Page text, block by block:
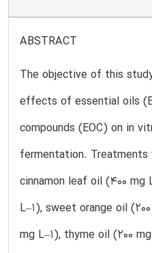
ABSTRACT
The objective of this
effects of essential oils
compounds (EOC) on in
fermentation.
cinnamon leaf oil (400 mg
L–1), sweet orange oil
mg L–1), thyme oil (200